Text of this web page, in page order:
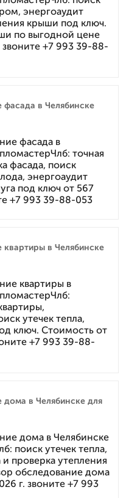
энергоаудит
крыши под ключ.
по выгодной цене
звоните +7 993 39-88-
фасада в Челябинске
фасада в
точная
фасада, поиск
энергоаудит
под ключ от 567
+7 993 39-88-053
в Челябинске
квартиры в
утечек тепла,
ключ. Стоимость от
+7 993 39-88-
дома в Челябинске для
дома в Челябинске
поиск утечек тепла,
проверка утепления
обследование дома
г. звоните +7 993